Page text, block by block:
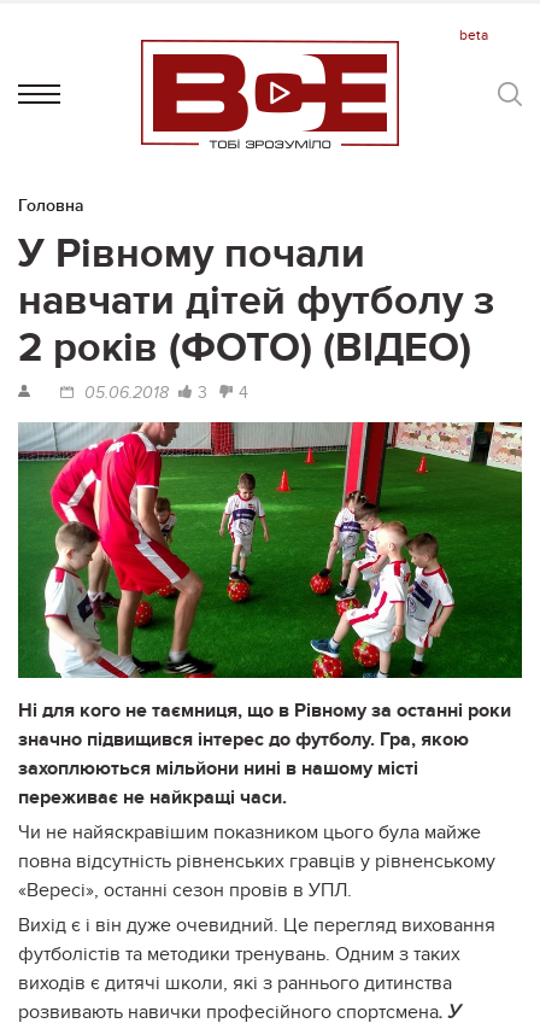
Головна
У Рівному почали
навчати дітей футболу з
2 років (ФОТО) (ВІДЕО)
05.06.2018 3 4
Ні для кого не таємниця, що в Рівному за останні роки
значно підвищився інтерес до футболу. Гра, якою
захоплюються мільйони нині в нашому місті
переживає не найкращі часи.
Чи не найяскравішим показником цього була майже
повна відсутність рівненських гравців у рівненському
«Вересі», останні сезон провів в УПЛ.
Вихід є і він дуже очевидний. Це перегляд виховання
футболістів та методики тренувань. Одним з таких
виходів є дитячі школи, які з раннього дитинства
розвивають навички професійного спортсмена. У